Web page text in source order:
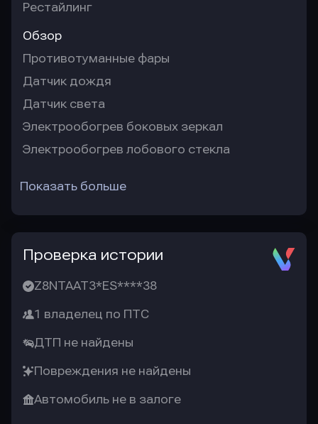
Рестайлинг
Обзор
Противотуманные фары
Датчик дождя
Датчик света
Электрообогрев боковых зеркал
Электрообогрев лобового стекла
Показать больше
Проверка истории
Z8NTAAT3*ES****38
1 владелец по ПТС
ДТП не найдены
Повреждения не найдены
Автомобиль не в залоге